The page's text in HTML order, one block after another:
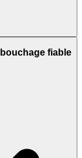
fiable